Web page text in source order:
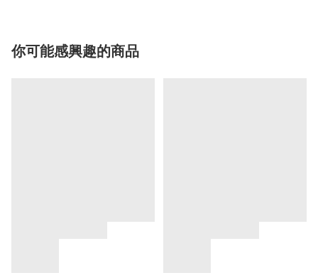
你可能感興趣的商品